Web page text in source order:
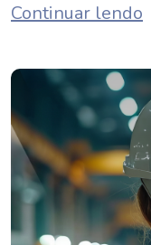
Continuar lendo